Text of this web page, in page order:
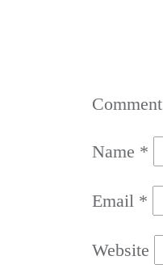
Comment
Name *
Email *
Website